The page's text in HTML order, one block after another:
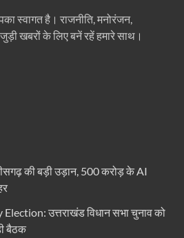
Mobile Network: बस्तर के कोंडापल्ली में पहली
Joshi Meeting With Mandaviya: सांसद
Sehgal Resignation: प्रसार भारती के
स्वागत है। राजनीति, मनोरंजन,
खबरों के लिए बनें रहें हमारे साथ।
की बड़ी उड़ान, 500 करोड़ के AI
उत्तराखंड विधान सभा चुनाव को
बैठक